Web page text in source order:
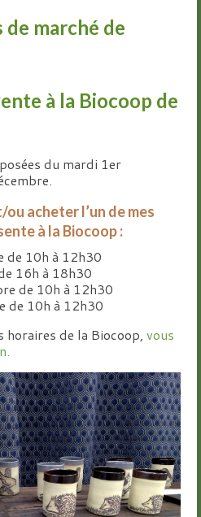
de marché de
à la Biocoop de
du mardi 1er
acheter l’un de mes
à la Biocoop :
de 10h à 12h30
16h à 18h30
de 10h à 12h30
de 10h à 12h30
horaires de la Biocoop, vous